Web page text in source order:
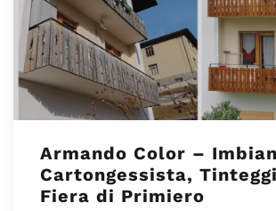
Armando Color –
Cartongessista,
Fiera di Primiero